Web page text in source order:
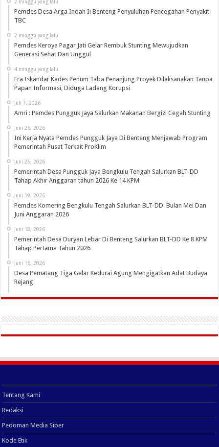
2 minggu yang lalu
Pemdes Desa Arga Indah Ii Benteng Penyuluhan Pencegahan Penyakit
TBC
2 minggu yang lalu
Pemdes Keroya Pagar Jati Gelar Rembuk Stunting Mewujudkan
Generasi Sehat Dan Unggul
4 minggu yang lalu
Era Iskandar Kades Penum Taba Penanjung Proyek Dilaksanakan Tanpa
Papan Informasi, Diduga Ladang Korupsi
Juli 7, 2026
Amri : Pemdes Pungguk Jaya Salurkan Makanan Bergizi Cegah Stunting
Juni 26, 2026
Ini Kerja Nyata Pemdes Pungguk Jaya Di Benteng Menjawab Program
Pemerintah Pusat Terkait ProKlim
Juni 25, 2026
Pemerintah Desa Pungguk Jaya Bengkulu Tengah Salurkan BLT-DD
Tahap Akhir Anggaran tahun 2026 Ke 14 KPM
Juni 19, 2026
Pemdes Komering Bengkulu Tengah Salurkan BLT-DD Bulan Mei Dan
Juni Anggaran 2026
Juni 18, 2026
Pemerintah Desa Duryan Lebar Di Benteng Salurkan BLT-DD Ke 8 KPM
Tahap Pertama Tahun 2026
Juni 16, 2026
Desa Pematang Tiga Gelar Kedurai Agung Mengigatkan Adat Budaya
Rejang
Tentang Kami
Redaksi
Pedoman Media Siber
Kode Etik